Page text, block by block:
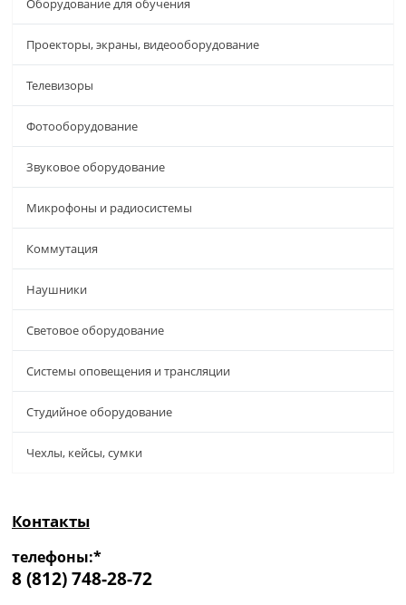
Оборудование для обучения
Проекторы, экраны, видеооборудование
Телевизоры
Фотооборудование
Звуковое оборудование
Микрофоны и радиосистемы
Коммутация
Наушники
Световое оборудование
Системы оповещения и трансляции
Студийное оборудование
Чехлы, кейсы, сумки
Контакты
телефоны:*
8 (812) 748-28-72